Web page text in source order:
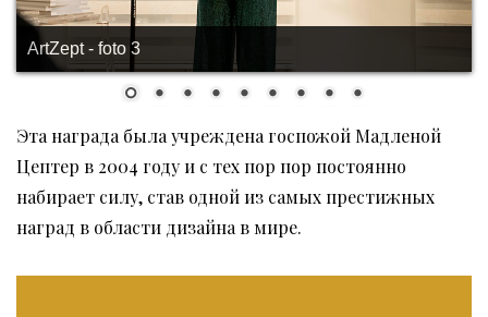
ArtZept - foto 3
Эта награда была учреждена госпожой Мадленой
Цептер в 2004 году и с тех пор пор постоянно
набирает силу, став одной из самых престижных
наград в области дизайна в мире.